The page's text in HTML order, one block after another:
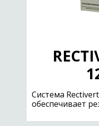
Cистема
обеспечивает